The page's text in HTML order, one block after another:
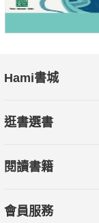
專家精心嚴選10種
酸值、改善身體機
專業權威的中、西
配生活保養，控制
Hami書城
逛書選書
閱讀書籍
會員服務